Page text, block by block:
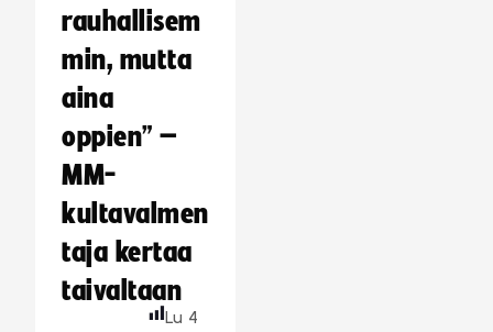
rauhallisem
min, mutta
aina
oppien” –
MM-
kultavalmen
taja kertaa
taivaltaan
Lu 4